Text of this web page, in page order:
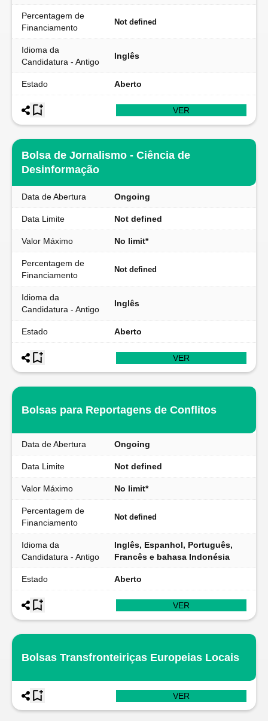
Percentagem de
Financiamento
Not defined
Idioma da
Candidatura - Antigo
Inglês
Estado Aberto
VER
Bolsa de Jornalismo - Ciência de
Desinformação
Data de Abertura Ongoing
Data Limite Not defined
Valor Máximo No limit*
Percentagem de
Financiamento
Not defined
Idioma da
Candidatura - Antigo
Inglês
Estado Aberto
VER
Bolsas para Reportagens de Conflitos
Data de Abertura Ongoing
Data Limite Not defined
Valor Máximo No limit*
Percentagem de
Financiamento
Not defined
Idioma da
Candidatura - Antigo
Inglês, Espanhol, Português,
Francês e bahasa Indonésia
Estado Aberto
VER
Bolsas Transfronteiriças Europeias Locais
VER